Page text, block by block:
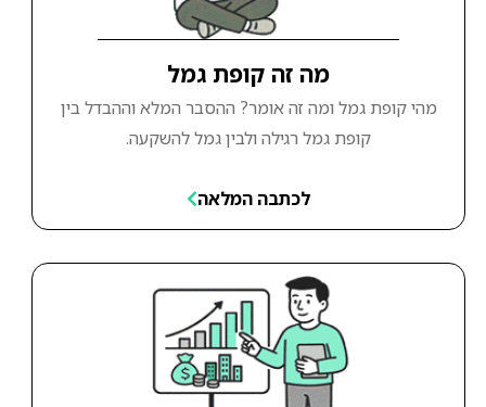
מה זה קופת גמל
מהי קופת גמל ומה זה אומר? ההסבר המלא וההבדל בין
קופת גמל רגילה ולבין גמל להשקעה.
לכתבה המלאה